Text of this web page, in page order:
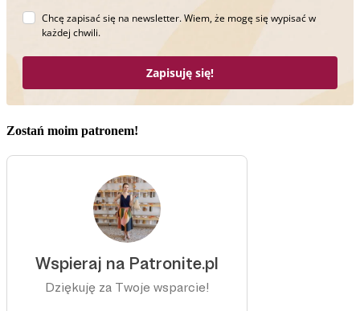
Chcę zapisać się na newsletter. Wiem, że mogę się wypisać w
każdej chwili.
Zapisuję się!
Zostań moim patronem!